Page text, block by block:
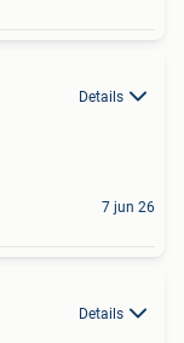
Details
7 jun 26
Details